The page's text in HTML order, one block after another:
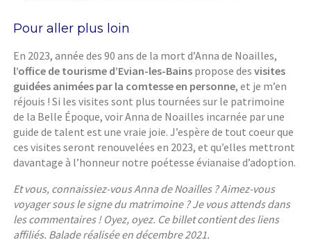
Pour aller plus loin
En 2023, année des 90 ans de la mort d’Anna de Noailles,
l’office de tourisme d’Evian-les-Bains propose desvisites
guidées animées par la comtesse en personne, et je m’en
réjouis ! Si les visites sont plus tournées sur le patrimoine
de la Belle Époque, voir Anna de Noailles incarnée par une
guide de talent est une vraie joie. J’espère de tout coeur que
ces visites seront renouvelées en 2023, et qu’elles mettront
davantage à l’honneur notre poétesse évianaise d’adoption.
Et vous, connaissiez-vous Anna de Noailles ? Aimez-vous
voyager sous le signe du matrimoine ? Je vous attends dans
les commentaires ! Oyez, oyez. Ce billet contient des liens
affiliés. Balade réalisée en décembre 2021.